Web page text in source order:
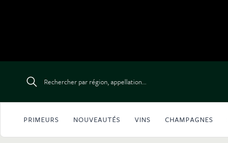
Rechercher par région, appellation...
PRIMEURS NOUVEAUTÉS VINS CHAMPAGNES